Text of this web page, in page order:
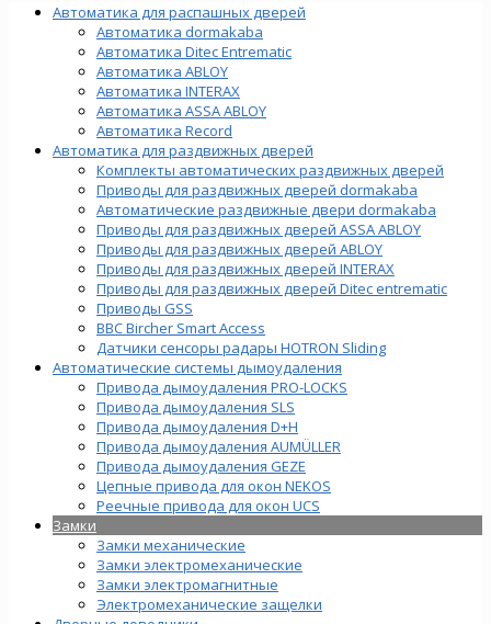
Автоматика для распашных дверей
Автоматика dormakaba
Автоматика Ditec Entrematic
Автоматика ABLOY
Автоматика INTERAX
Автоматика ASSA ABLOY
Автоматика Record
Автоматика для раздвижных дверей
Комплекты автоматических раздвижных дверей
Приводы для раздвижных дверей dormakaba
Автоматические раздвижные двери dormakaba
Приводы для раздвижных дверей ASSA ABLOY
Приводы для раздвижных дверей ABLOY
Приводы для раздвижных дверей INTERAX
Приводы для раздвижных дверей Ditec entrematic
Приводы GSS
BBC Bircher Smart Access
Датчики сенсоры радары HOTRON Sliding
Автоматические системы дымоудаления
Привода дымоудаления PRO-LOCKS
Привода дымоудаления SLS
Привода дымоудаления D+H
Привода дымоудаления AUMÜLLER
Привода дымоудаления GEZE
Цепные привода для окон NEKOS
Реечные привода для окон UСS
Замки
Замки механические
Замки электромеханические
Замки электромагнитные
Электромеханические защелки